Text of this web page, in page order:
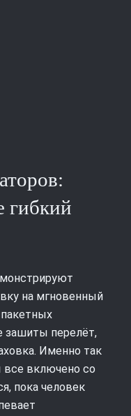
гибкий
на мгновенный
зашиты перелёт,
Именно так
включено со
пока человек